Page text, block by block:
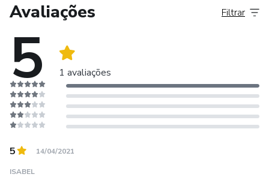
Avaliações
5 1 avaliações
Filtrar
5 14/04/2021
ISABEL